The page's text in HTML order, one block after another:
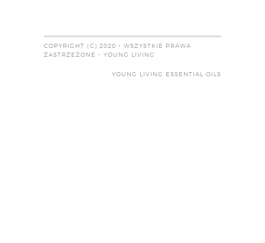
COPYRIGHT (C) 2020 - WSZYSTKIE PRAWA
ZASTRZEŻONE - YOUNG LIVING
YOUNG LIVING ESSENTIAL OILS